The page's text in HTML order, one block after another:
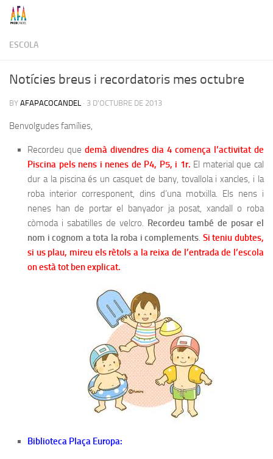
Skip to content
ESCOLA
Notícies breus i recordatoris mes octubre
BY AFAPACOCANDEL · 3 D'OCTUBRE DE 2013
Benvolgudes famílies,
Recordeu que demà divendres dia 4 comença l’activitat de
Piscina pels nens i nenes de P4, P5, i 1r. El material que cal
dur a la piscina és un casquet de bany, tovallola i xancles, i la
roba interior corresponent, dins d’una motxilla. Els nens i
nenes han de portar el banyador ja posat, xandall o roba
còmoda i sabatilles de velcro. Recordeu també de posar el
nom i cognom a tota la roba i complements. Si teniu dubtes,
si us plau, mireu els rètols a la reixa de l’entrada de l’escola
on està tot ben explicat.
Biblioteca Plaça Europa: